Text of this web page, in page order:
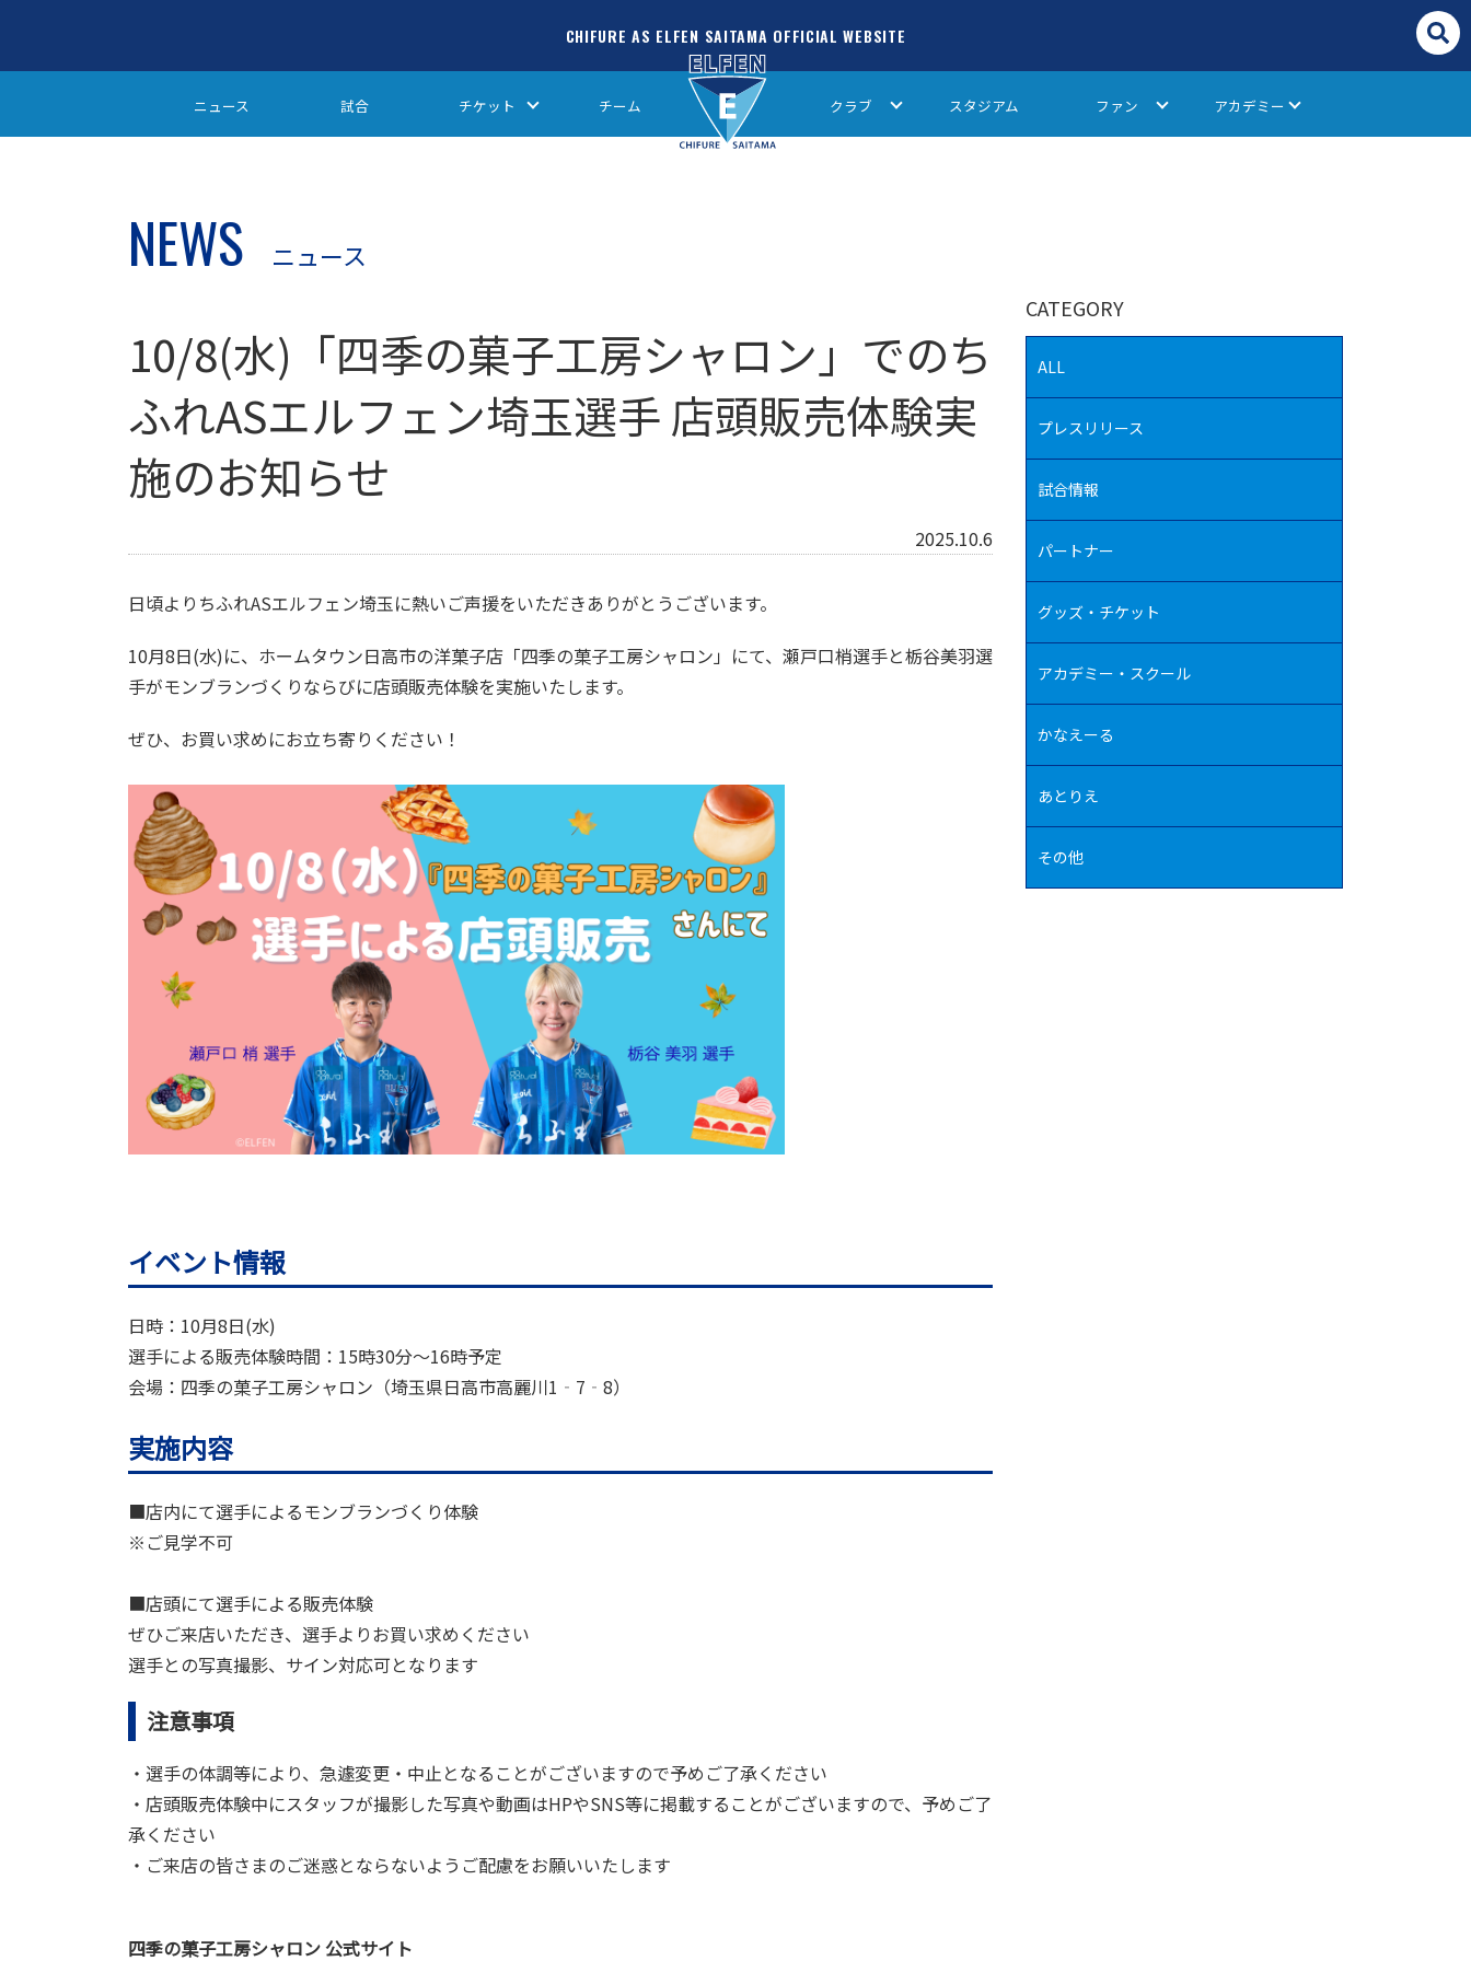
CHIFURE AS ELFEN SAITAMA OFFICIAL WEBSITE
ニュース 試合 チケット チーム クラブ スタジアム ファン アカデミー
NEWS ニュース
10/8(水)「四季の菓子工房シャロン」でのち
ふれASエルフェン埼玉選手 店頭販売体験実
施のお知らせ
2025.10.6
日頃よりちふれASエルフェン埼玉に熱いご声援をいただきありがとうございます。
10月8日(水)に、ホームタウン日高市の洋菓子店「四季の菓子工房シャロン」にて、瀬戸口梢選手と栃谷美羽選
手がモンブランづくりならびに店頭販売体験を実施いたします。
ぜひ、お買い求めにお立ち寄りください！
イベント情報
日時：10月8日(水)
選手による販売体験時間：15時30分〜16時予定
会場：四季の菓子工房シャロン（埼玉県日高市高麗川1‐7‐8）
実施内容
■店内にて選手によるモンブランづくり体験
※ご見学不可
■店頭にて選手による販売体験
ぜひご来店いただき、選手よりお買い求めください
選手との写真撮影、サイン対応可となります
注意事項
・選手の体調等により、急遽変更・中止となることがございますので予めご了承ください
・店頭販売体験中にスタッフが撮影した写真や動画はHPやSNS等に掲載することがございますので、予めご了
承ください
・ご来店の皆さまのご迷惑とならないようご配慮をお願いいたします
四季の菓子工房シャロン 公式サイト
CATEGORY
ALL
プレスリリース
試合情報
パートナー
グッズ・チケット
アカデミー・スクール
かなえーる
あとりえ
その他